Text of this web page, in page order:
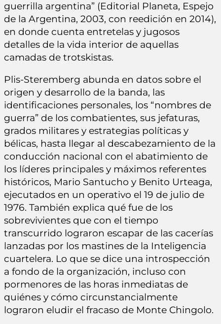
guerrilla argentina” (Editorial Planeta, Espejo
de la Argentina, 2003, con reedición en 2014),
en donde cuenta entretelas y jugosos
detalles de la vida interior de aquellas
camadas de trotskistas.
Plis-Steremberg abunda en datos sobre el
origen y desarrollo de la banda, las
identificaciones personales, los “nombres de
guerra” de los combatientes, sus jefaturas,
grados militares y estrategias políticas y
bélicas, hasta llegar al descabezamiento de la
conducción nacional con el abatimiento de
los líderes principales y máximos referentes
históricos, Mario Santucho y Benito Urteaga,
ejecutados en un operativo el 19 de julio de
1976. También explica qué fue de los
sobrevivientes que con el tiempo
transcurrido lograron escapar de las cacerías
lanzadas por los mastines de la Inteligencia
cuartelera. Lo que se dice una introspección
a fondo de la organización, incluso con
pormenores de las horas inmediatas de
quiénes y cómo circunstancialmente
lograron eludir el fracaso de Monte Chingolo.